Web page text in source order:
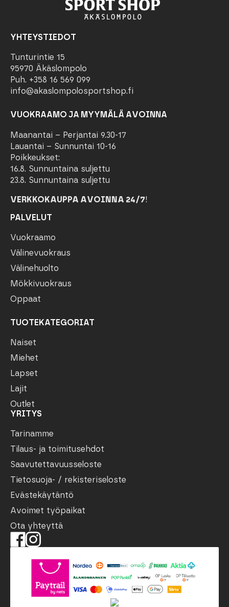
YHTEYSTIEDOT
Tunturintie 15
95970 Äkäslompolo
Puh. +358 16 569 099
info@akaslompolosportshop.fi
VUOKRAAMO JA MYYMÄLÄ AVOINNA
Maanantai – Perjantai 9.30-17
Lauantai – Sunnuntai 10-16
Poikkeukset:
16.8. Sunnuntaina suljettu
23.8. Sunnuntaina suljettu
VERKKOKAUPPA AVOINNA 24/7!
PALVELUT
Vuokraamo
Välinevuokraus
Välinehuolto
Mökkivuokraus
Oppaat
TUOTEKATEGORIAT
Naiset
Miehet
Lapset
Lajit
Outlet
YRITYS
Tarinamme
Tilaus- ja toimitusehdot
Saavutettavuusseloste
Tietosuoja- / rekisteriseloste
Evästekäytäntö
Avoimet työpaikat
Ota yhteyttä